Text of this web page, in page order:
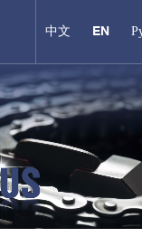
中文 EN